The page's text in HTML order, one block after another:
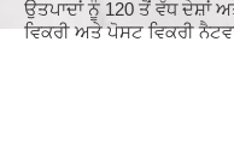
ਉਤਪਾਦਾਂ ਨੂੰ 120 ਤੋਂ ਵੱਧ ਦੇਸ਼ਾਂ
ਵਿਕਰੀ ਅਤੇ ਪੋਸਟ ਵਿਕਰੀ